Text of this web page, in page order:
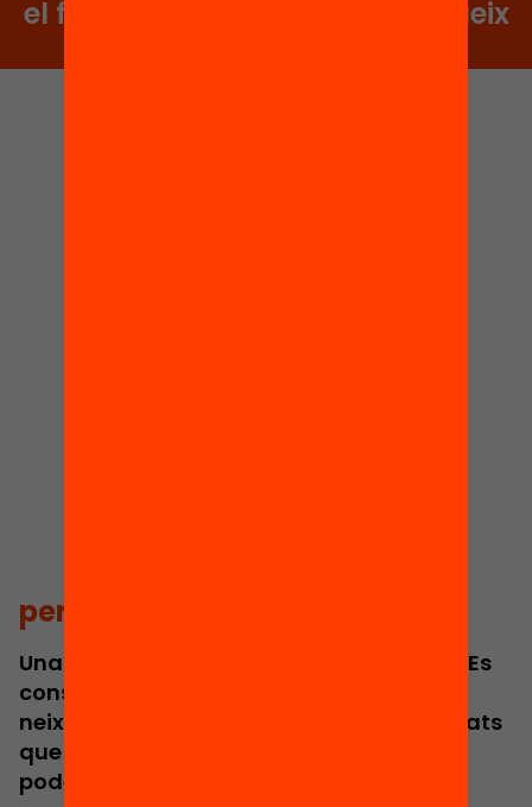
el futur no s’espera, es construeix
per què equitat
Una societat justa no es construeix sola. Es
construeix quan decidim que el lloc on
neixes no ha de determinar les oportunitats
que tindràs. I l’educació és l’eina més
poderosa per fer-ho possible.